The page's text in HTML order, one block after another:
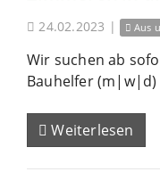
24.02.2023 | Aus
Wir suchen ab
Bauhelfer (m|w|d)
Weiterlesen